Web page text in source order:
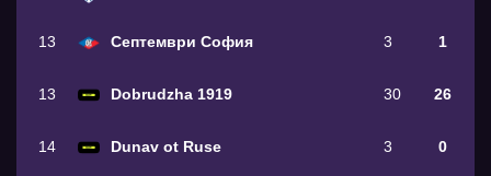
13 Септември София 3 1
13 Dobrudzha 1919 30 26
14 Dunav ot Ruse 3 0